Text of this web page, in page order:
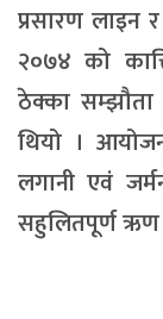
प्रसारण लाइन
२०७४ को
ठेक्का
थियो ।
लगानी एवं
सहुलितपूर्ण ऋण